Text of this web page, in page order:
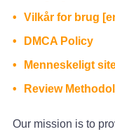
Vilkår for brug
DMCA Policy
Menneskeligt
Review
Our mission is to